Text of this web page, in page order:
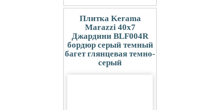
Плитка Kerama
Marazzi 40x7
Джардини BLF004R
бордюр серый темный
багет глянцевая темно-
серый